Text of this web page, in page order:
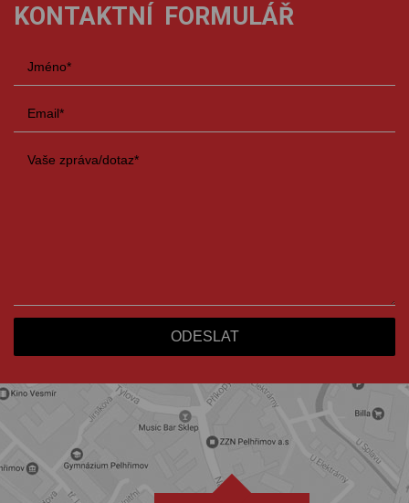
KONTAKTNÍ FORMULÁŘ